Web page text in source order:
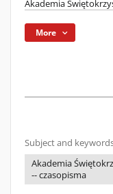
Akademia
More
Subject and
Akademia
-- czasopisma